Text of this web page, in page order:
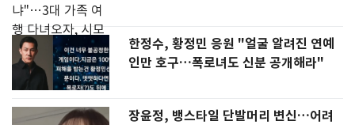
한정수, 황정민 응원 "얼굴 알려진 연예
인만 호구…폭로녀도 신분 공개해라"
장윤정, 뱅스타일 단발머리 변신…어려